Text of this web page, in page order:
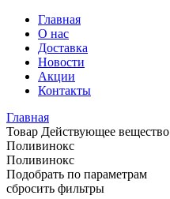
Главная
О нас
Доставка
Новости
Акции
Контакты
Главная
Товар Действующее вещество
Поливинокс
Поливинокс
Подобрать по параметрам
сбросить фильтры